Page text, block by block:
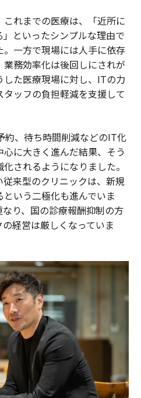
これまでの医療は、「近所に
といったシンプルな理由で
一方で現場には人手に依存
務効率化は後回しにされが
た医療現場に対し、ITの力
ッフの負担軽減を支援して
約、待ち時間削減などのIT化
に大きく進んだ結果、そう
されるようになりました。
来型のクリニックは、新規
いう二極化も進んでいま
り、国の診療報酬抑制の方
経営は厳しくなっていま